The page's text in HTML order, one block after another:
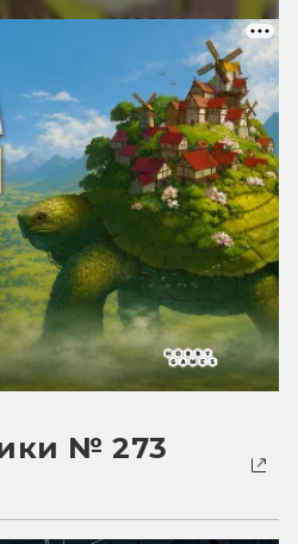
№ 273